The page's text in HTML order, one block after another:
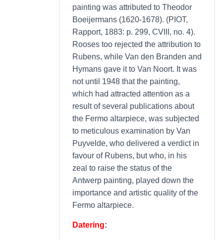
painting was attributed to Theodor
Boeijermans (1620-1678). (PIOT,
Rapport, 1883: p. 299, CVIII, no. 4).
Rooses too rejected the attribution to
Rubens, while Van den Branden and
Hymans gave it to Van Noort. It was
not until 1948 that the painting,
which had attracted attention as a
result of several publications about
the Fermo altarpiece, was subjected
to meticulous examination by Van
Puyvelde, who delivered a verdict in
favour of Rubens, but who, in his
zeal to raise the status of the
Antwerp painting, played down the
importance and artistic quality of the
Fermo altarpiece.
Datering: